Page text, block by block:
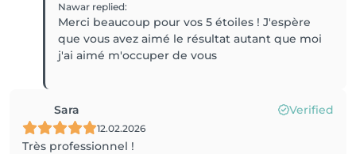
Nawar replied:
Merci beaucoup pour vos 5 étoiles ! J'espère
que vous avez aimé le résultat autant que moi
j'ai aimé m'occuper de vous
Sara Verified
12.02.2026
Très professionnel !